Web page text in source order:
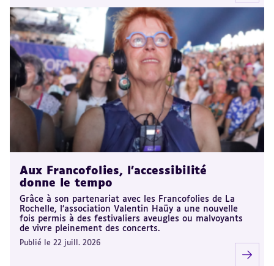
Aux Francofolies, l’accessibilité
donne le tempo
Grâce à son partenariat avec les Francofolies de La
Rochelle, l’association Valentin Haüy a une nouvelle
fois permis à des festivaliers aveugles ou malvoyants
de vivre pleinement des concerts.
Publié le 22 juill. 2026